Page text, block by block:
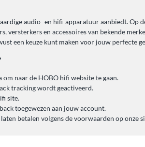
audio- en hifi-apparatuur aanbiedt. Op
versterkers en accessoires van bekende
een keuze kunt maken voor jouw perfecte
om naar de HOBO hifi website te gaan.
tracking wordt geactiveerd.
site.
toegewezen aan jouw account.
betalen volgens de voorwaarden op onze